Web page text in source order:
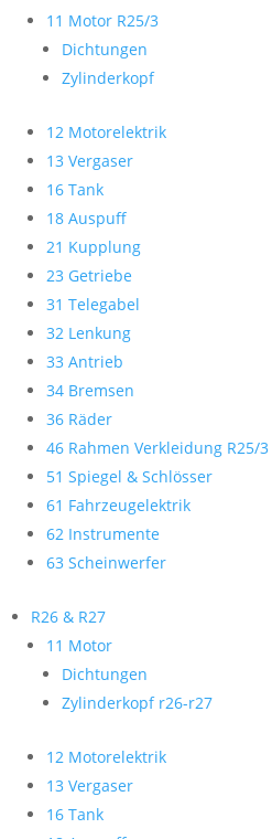
11 Motor R25/3
Dichtungen
Zylinderkopf
12 Motorelektrik
13 Vergaser
16 Tank
18 Auspuff
21 Kupplung
23 Getriebe
31 Telegabel
32 Lenkung
33 Antrieb
34 Bremsen
36 Räder
46 Rahmen Verkleidung R25/3
51 Spiegel & Schlösser
61 Fahrzeugelektrik
62 Instrumente
63 Scheinwerfer
R26 & R27
11 Motor
Dichtungen
Zylinderkopf r26-r27
12 Motorelektrik
13 Vergaser
16 Tank